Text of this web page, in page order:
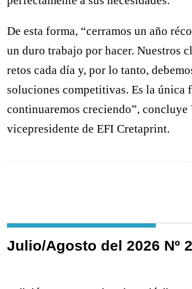
De esta forma, “cerramos un año
un duro trabajo por hacer. Nuestros
retos cada día y, por lo tanto,
soluciones competitivas. Es la única
continuaremos creciendo”,
vicepresidente de EFI Cretaprint.
Julio/Agosto del 2026 Nº